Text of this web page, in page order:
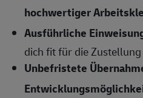
hochwertiger
Ausführliche
dich fit für die Zustellung
Unbefristete